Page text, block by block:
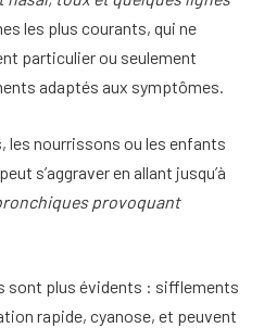
les plus courants, qui ne
particulier ou seulement
adaptés aux symptômes.
les nourrissons ou les enfants
s’aggraver en allant jusqu’à
provoquant
sont plus évidents : sifflements
rapide, cyanose, et peuvent